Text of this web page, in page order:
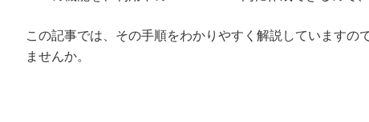
この記事では、その手順をわかりやすく解説しています
ませんか。